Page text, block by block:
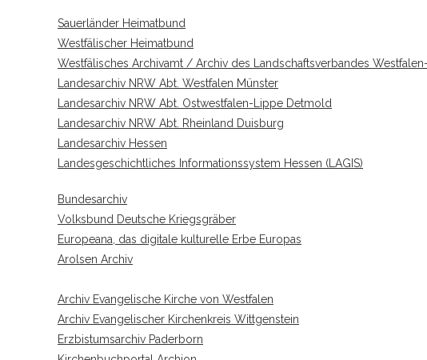
Sauerländer Heimatbund
Westfälischer Heimatbund
Westfälisches Archivamt / Archiv des Landschaftsverbandes
Landesarchiv NRW Abt. Westfalen Münster
Landesarchiv NRW Abt. Ostwestfalen-Lippe Detmold
Landesarchiv NRW Abt. Rheinland Duisburg
Landesarchiv Hessen
Landesgeschichtliches Informationssystem Hessen (LAGIS)
Bundesarchiv
Volksbund Deutsche Kriegsgräber
Europeana, das digitale kulturelle Erbe Europas
Arolsen Archiv
Archiv Evangelische Kirche von Westfalen
Archiv Evangelischer Kirchenkreis Wittgenstein
Erzbistumsarchiv Paderborn